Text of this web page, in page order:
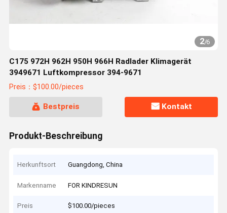
2/6
C175 972H 962H 950H 966H Radlader Klimagerät
3949671 Luftkompressor 394-9671
Preis：$100.00/pieces
Bestpreis Kontakt
Produkt-Beschreibung
Herkunftsort Guangdong, China
Markenname FOR KINDRESUN
Preis $100.00/pieces